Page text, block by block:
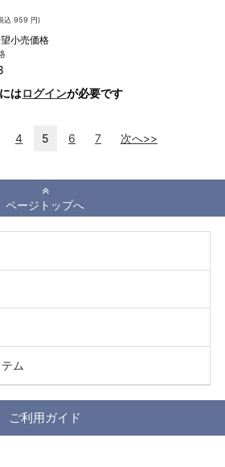
込 959 円)
小売価格
はログインが必要です
4 5 6 7 次へ>>
ページトップへ
ム
ご利用ガイド